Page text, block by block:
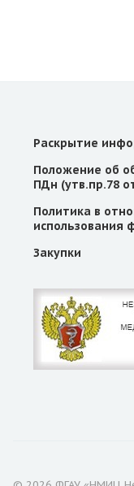
Раскрытие
Положение об
ПДн (утв.пр.78
Политика в
использования
Закупки